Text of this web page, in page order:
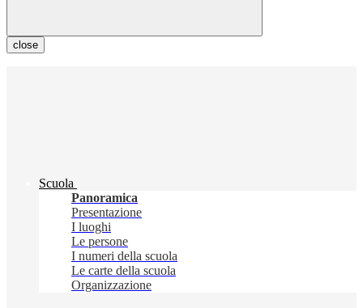
close
Scuola
Panoramica
Presentazione
I luoghi
Le persone
I numeri della scuola
Le carte della scuola
Organizzazione